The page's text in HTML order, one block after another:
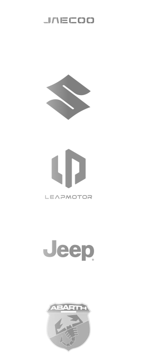
Schade?Neem
ons op!
Wij zijn bereikbaar op:
maandag t/m vrijdag van 08:00 tot